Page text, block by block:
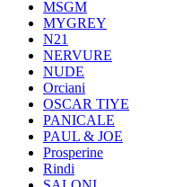
MSGM
MYGREY
N21
NERVURE
NUDE
Orciani
OSCAR TIYE
PANICALE
PAUL & JOE
Prosperine
Rindi